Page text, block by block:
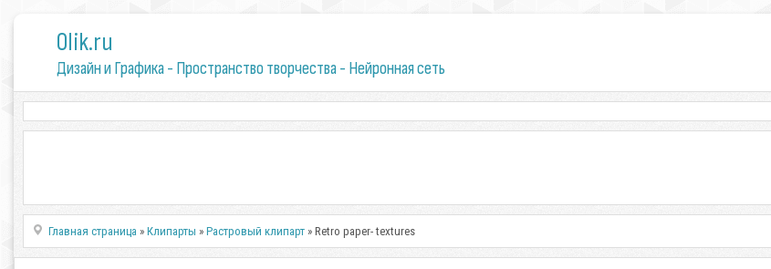
0lik.ru
Дизайн и Графика - Пространство творчества - Нейронная сеть
Главная страница »Клипарты »Растровый клипарт » Retro paper- textures